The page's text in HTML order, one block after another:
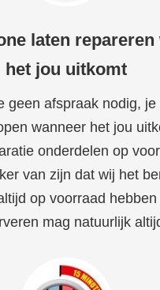
laten repareren
het jou uitkomt
geen afspraak nodig, je
wanneer het jou
onderdelen op
van zijn dat wij het
op voorraad hebben
mag natuurlijk